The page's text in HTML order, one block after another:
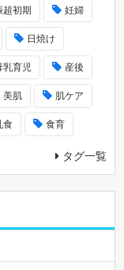
超初期 妊婦
日焼け
乳育児 産後
美肌 肌ケア
食 食育
タグ一覧